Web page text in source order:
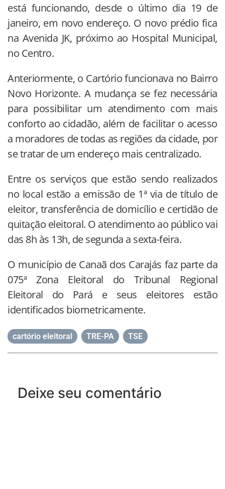
está funcionando, desde o último dia 19 de
janeiro, em novo endereço. O novo prédio fica
na Avenida JK, próximo ao Hospital Municipal,
no Centro.
Anteriormente, o Cartório funcionava no Bairro
Novo Horizonte. A mudança se fez necessária
para possibilitar um atendimento com mais
conforto ao cidadão, além de facilitar o acesso
a moradores de todas as regiões da cidade, por
se tratar de um endereço mais centralizado.
Entre os serviços que estão sendo realizados
no local estão a emissão de 1ª via de título de
eleitor, transferência de domicílio e certidão de
quitação eleitoral. O atendimento ao público vai
das 8h às 13h, de segunda a sexta-feira.
O município de Canaã dos Carajás faz parte da
075ª Zona Eleitoral do Tribunal Regional
Eleitoral do Pará e seus eleitores estão
identificados biometricamente.
cartório eleitoral TRE-PA TSE
Deixe seu comentário